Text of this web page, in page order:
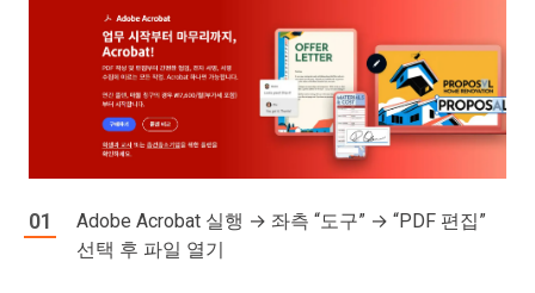
Adobe Acrobat 실행 → 좌측 “도구” → “PDF 편집”
선택 후 파일 열기